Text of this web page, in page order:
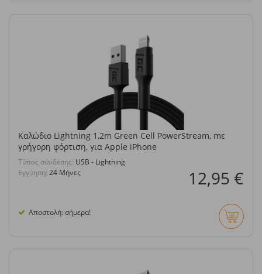
Καλώδιο Lightning 1,2m Green Cell PowerStream, mε
γρήγορη φόρτιση, για Apple iPhone
Τύπος σύνδεσης: USB - Lightning
Εγγύηση: 24 Μήνες 12,95 €
Αποστολή: σήμερα!